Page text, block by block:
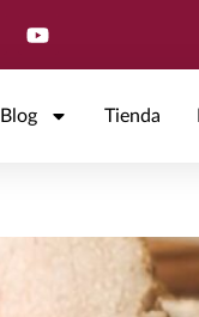
Blog Tienda